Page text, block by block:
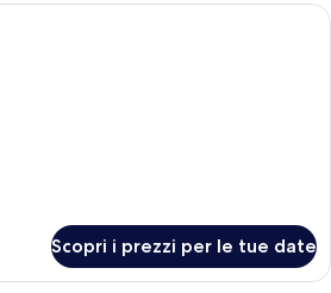
Un'elegante camera da letto con un
Scopri i prezzi per le tue date